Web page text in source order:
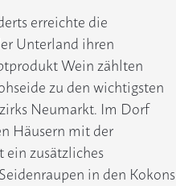
erreichte die
Unterland ihren
Wein zählten
zu den wichtigsten
Neumarkt. Im Dorf
Häusern mit der
ein zusätzliches
in den Kokons